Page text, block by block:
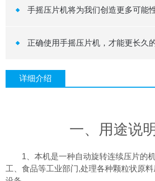
手摇压片机将为我们创造更多可能
正确使用手摇压片机，才能更长久
详细介绍
一、用途说明
1 、本机是一种自动旋转连续压片的
工、食品等工业部门,处理各种颗粒状原